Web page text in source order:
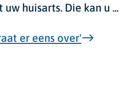
huisarts. Die kan u ...
er eens over'